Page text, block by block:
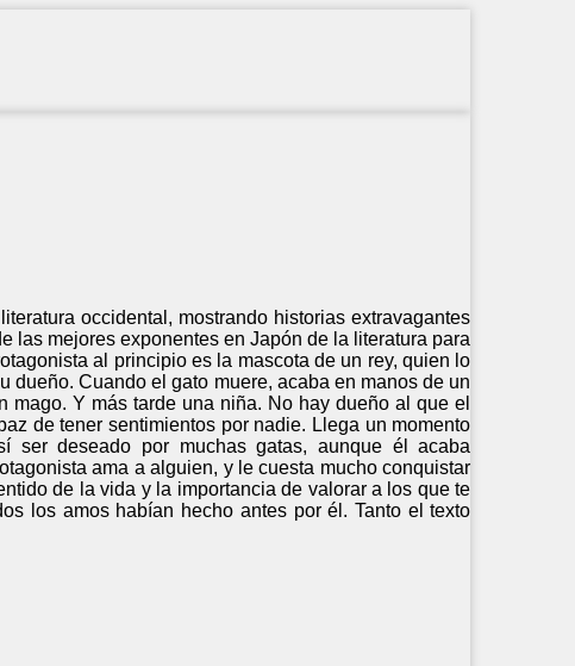
occidental, mostrando historias extravagantes
las mejores exponentes en Japón de la literatura para
al principio es la mascota de un rey, quien lo
Cuando el gato muere, acaba en manos de un
Y más tarde una niña. No hay dueño al que el
de tener sentimientos por nadie. Llega un momento
deseado por muchas gatas, aunque él acaba
ama a alguien, y le cuesta mucho conquistar
de la vida y la importancia de valorar a los que te
los amos habían hecho antes por él. Tanto el texto